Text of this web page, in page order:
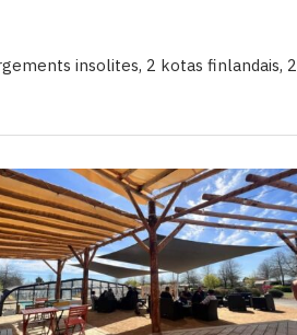
insolites, 2 kotas finlandais, 2